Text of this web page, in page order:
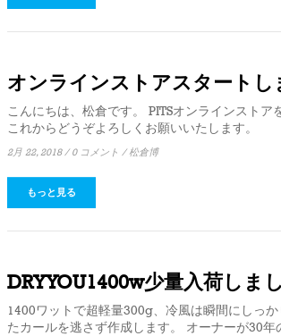
オンラインストアスタートし
こんにちは、松倉です。 PITSオンラインストア
これからどうぞよろしくお願いいたします。
2月 22, 2018 /0 コメント /松倉博
もっと見る
DRYYOU1400w少量入荷しまし
1400ワットで超軽量300g、冷風は瞬間にしっ
たカールを逃さず作成します。 オーナーが30年